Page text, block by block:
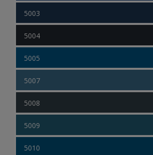
5003
5004
5005
5007
5008
5009
5010